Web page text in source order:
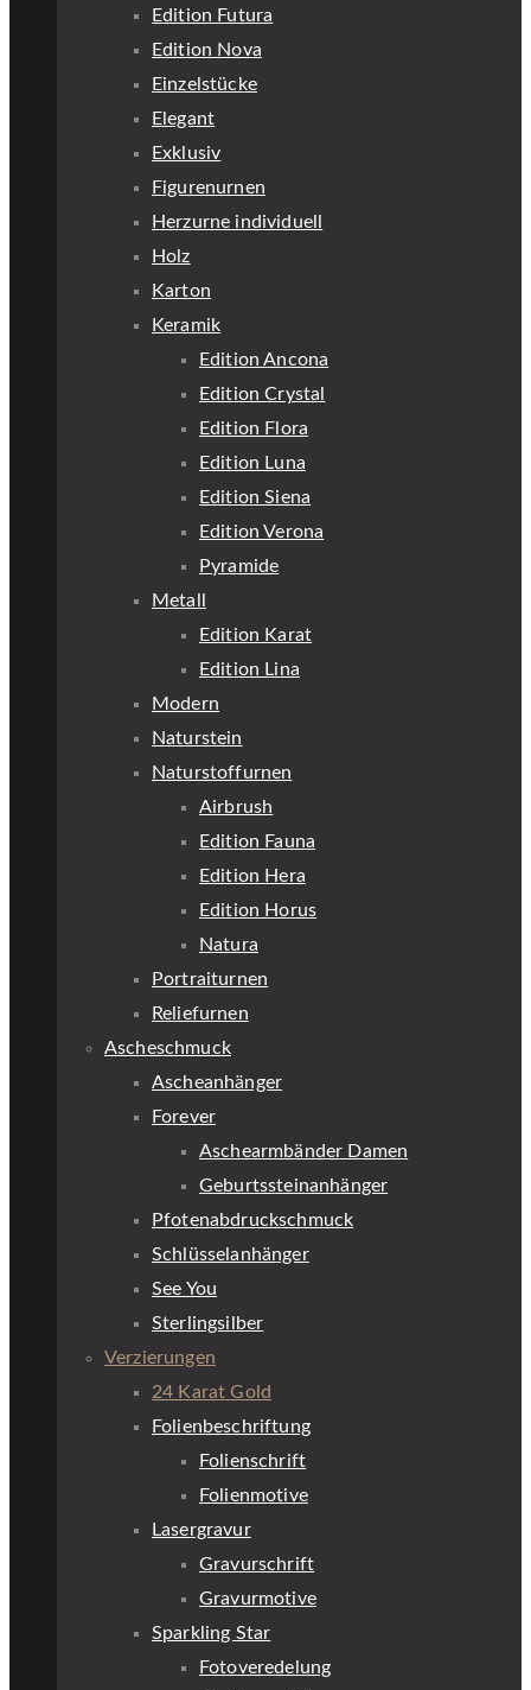
Edition Futura
Edition Nova
Einzelstücke
Elegant
Exklusiv
Figurenurnen
Herzurne individuell
Holz
Karton
Keramik
Edition Ancona
Edition Crystal
Edition Flora
Edition Luna
Edition Siena
Edition Verona
Pyramide
Metall
Edition Karat
Edition Lina
Modern
Naturstein
Naturstoffurnen
Airbrush
Edition Fauna
Edition Hera
Edition Horus
Natura
Portraiturnen
Reliefurnen
Ascheschmuck
Ascheanhänger
Forever
Aschearmbänder Damen
Geburtssteinanhänger
Pfotenabdruckschmuck
Schlüsselanhänger
See You
Sterlingsilber
Verzierungen
24 Karat Gold
Folienbeschriftung
Folienschrift
Folienmotive
Lasergravur
Gravurschrift
Gravurmotive
Sparkling Star
Fotoveredelung